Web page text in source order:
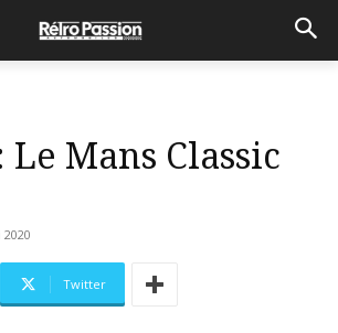
Le Mans Classic
2020
Twitter